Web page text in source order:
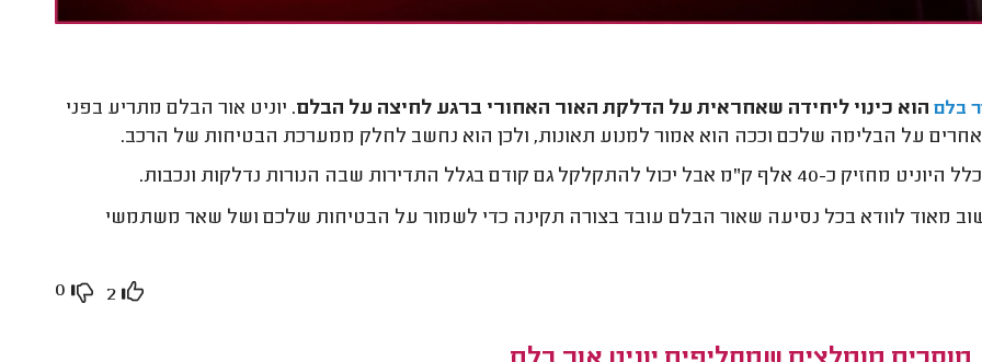
בלםהוא כינוי ליחידה שאחראית על הדלקת האור האחורי ברגע לחיצה על הבלם. יוניט אור הבלם מתריע בפני
אחרים על הבלימה שלכם וככה הוא אמור למנוע תאונות, ולכן הוא נחשב לחלק ממערכת הבטיחות של הרכב.
אלף ק"מ אבל יכול להתקלקל גם קודם בגלל התדירות שבה הנורות נדלקות ונכבות.
מאוד לוודא בכל נסיעה שאור הבלם עובד בצורה תקינה כדי לשמור על הבטיחות שלכם ושל שאר משתמשי
2
0